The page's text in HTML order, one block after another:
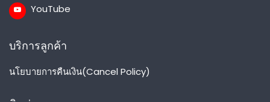
YouTube
บริการลูกค้า
นโยบายการคืนเงิน(Cancel Policy)